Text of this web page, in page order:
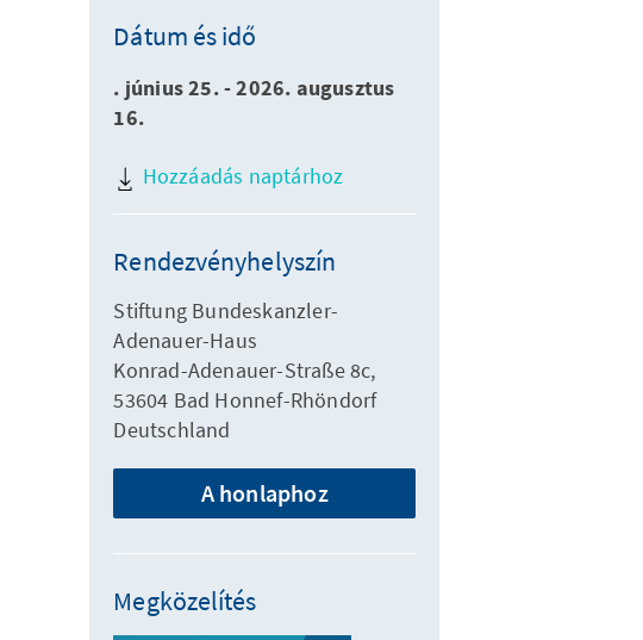
Dátum és idő
. június 25. - 2026. augusztus
16.
Hozzáadás naptárhoz
Rendezvényhelyszín
Stiftung Bundeskanzler-
Adenauer-Haus
Konrad-Adenauer-Straße 8c,
53604 Bad Honnef-Rhöndorf
Deutschland
A honlaphoz
Megközelítés